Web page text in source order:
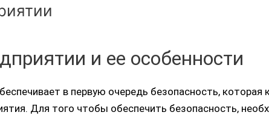
и ее особенности
в первую очередь безопасность,
Для того чтобы обеспечить безопасность,